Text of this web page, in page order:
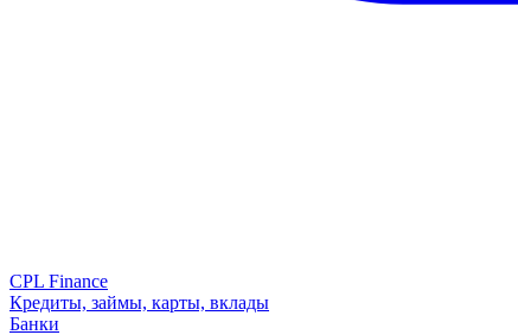
CPL Finance
Кредиты, займы, карты, вклады
Банки